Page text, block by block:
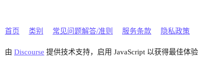
首页 类别 常见问题解答/准则 服务条款 隐私政策
由 Discourse 提供技术支持，启用 JavaScript 以获得最佳体验